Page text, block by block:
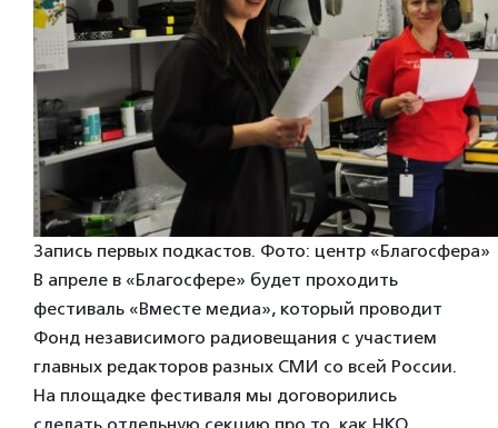
Запись первых подкастов. Фото: центр «Благосфера»
В апреле в «Благосфере» будет проходить
фестиваль «Вместе медиа», который проводит
Фонд независимого радиовещания с участием
главных редакторов разных СМИ со всей России.
На площадке фестиваля мы договорились